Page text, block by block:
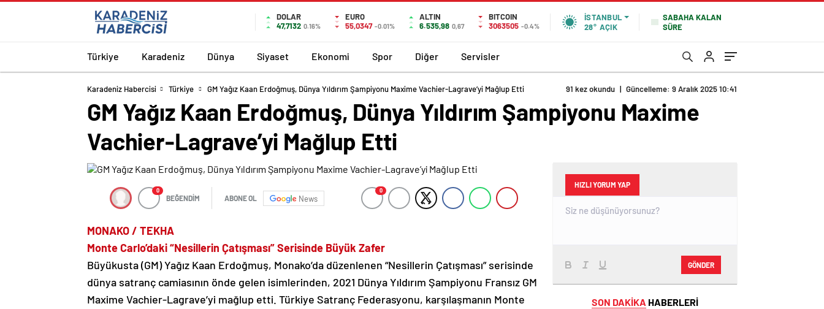
DOLAR
47,7132 0.16%
EURO
55,0347 -0.01%
ALTIN
6.535,98 0,67
BITCOIN
3063505 -0.4%
İSTANBUL
28° AÇIK
SABAHA KALAN
SÜRE
Türkiye Karadeniz Dünya Siyaset Ekonomi Spor Diğer Servisler
Karadeniz Habercisi Türkiye GM Yağız Kaan Erdoğmuş, Dünya Yıldırım Şampiyonu Maxime Vachier-Lagrave’yi Mağlup Etti 91 kez okundu | Güncelleme: 9 Aralık 2025 10:41
GM Yağız Kaan Erdoğmuş, Dünya Yıldırım Şampiyonu Maxime
Vachier-Lagrave’yi Mağlup Etti
0
BEĞENDİM ABONE OL News
0
MONAKO / TEKHA
Monte Carlo’daki “Nesillerin Çatışması” Serisinde Büyük Zafer
Büyükusta (GM) Yağız Kaan Erdoğmuş, Monako’da düzenlenen “Nesillerin Çatışması” serisinde
dünya satranç camiasının önde gelen isimlerinden, 2021 Dünya Yıldırım Şampiyonu Fransız GM
Maxime Vachier-Lagrave’yi mağlup etti. Türkiye Satranç Federasyonu, karşılaşmanın Monte
HIZLI YORUM YAP
GÖNDER
SON DAKİKA HABERLERİ